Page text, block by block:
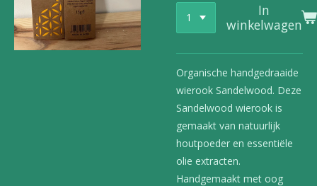
In
winkelwagen
Organische handgedraaide
wierook Sandelwood. Deze
Sandelwood wierook is
gemaakt van natuurlijk
houtpoeder en essentiële
olie extracten.
Handgemaakt met oog